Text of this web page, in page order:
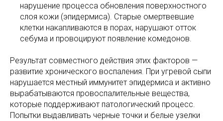
нарушение процесса обновления поверхностного
слоя кожи (эпидермиса). Старые омертвевшие
клетки накапливаются в порах, нарушают отток
себума и провоцируют появление комедонов.
Результат совместного действия этих факторов —
развитие хронического воспаления. При угревой сыпи
нарушается местный иммунитет эпидермиса и активно
вырабатываются провоспалительные вещества,
которые поддерживают патологический процесс.
Попытки выдавливать черные точки и белые узелки